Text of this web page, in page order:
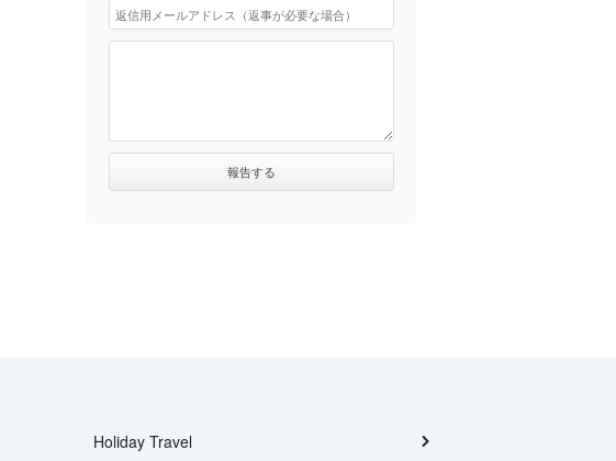
Holiday Travel